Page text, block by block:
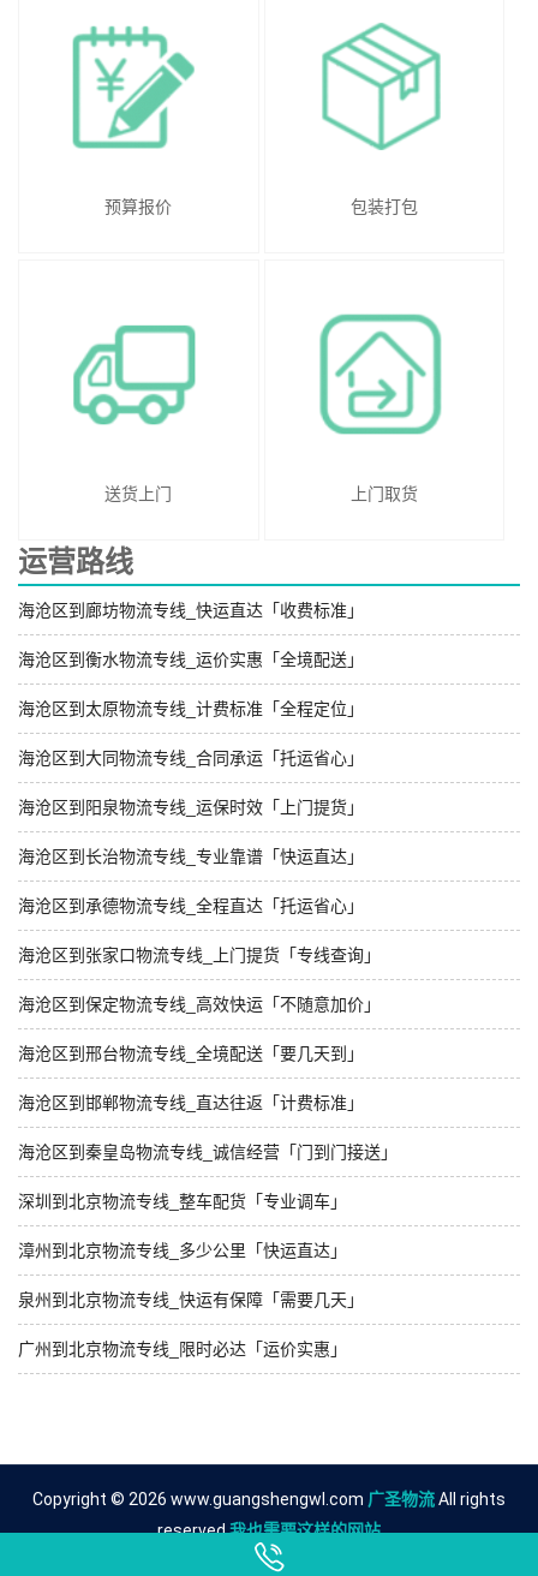
预算报价 包装打包
送货上门 上门取货
运营路线
海沧区到廊坊物流专线_快运直达「收费标准」
海沧区到衡水物流专线_运价实惠「全境配送」
海沧区到太原物流专线_计费标准「全程定位」
海沧区到大同物流专线_合同承运「托运省心」
海沧区到阳泉物流专线_运保时效「上门提货」
海沧区到长治物流专线_专业靠谱「快运直达」
海沧区到承德物流专线_全程直达「托运省心」
海沧区到张家口物流专线_上门提货「专线查询」
海沧区到保定物流专线_高效快运「不随意加价」
海沧区到邢台物流专线_全境配送「要几天到」
海沧区到邯郸物流专线_直达往返「计费标准」
海沧区到秦皇岛物流专线_诚信经营「门到门接送」
深圳到北京物流专线_整车配货「专业调车」
漳州到北京物流专线_多少公里「快运直达」
泉州到北京物流专线_快运有保障「需要几天」
广州到北京物流专线_限时必达「运价实惠」
Copyright © 2026 www.guangshengwl.com 广圣物流All rights
reserved.我也需要这样的网站